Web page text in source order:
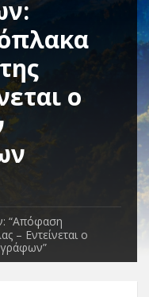
ο
“Απόφαση
– Εντείνεται ο